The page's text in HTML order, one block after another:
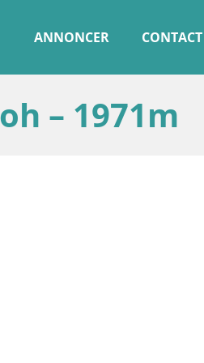
ANNONCER CONTACT
– 1971m